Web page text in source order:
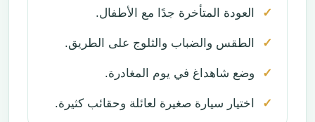
العودة المتأخرة جدًا مع الأطفال.
الطقس والضباب والثلوج على الطريق.
وضع شاهداغ في يوم المغادرة.
اختيار سيارة صغيرة لعائلة وحقائب كثيرة.